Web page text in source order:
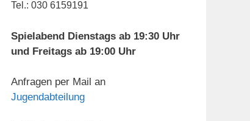
Tel.: 030 6159191
Spielabend Dienstags ab 19:30 Uhr
und Freitags ab 19:00 Uhr
Anfragen per Mail an
Jugendabteilung